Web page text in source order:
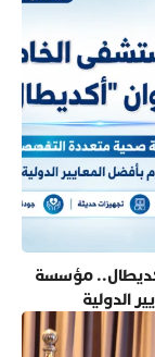
مؤسسة
الدولية